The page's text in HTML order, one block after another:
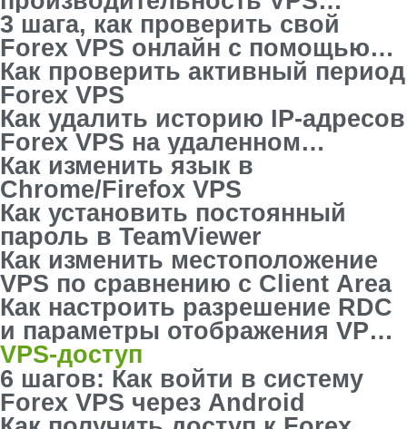
Trading с помощью диспетчера
задач
3 шага, как проверить свой
Forex VPS онлайн с помощью
Ping Command
Как проверить активный период
Forex VPS
Как удалить историю IP-адресов
Forex VPS на удаленном
рабочем столе
Как изменить язык в
Chrome/Firefox VPS
Как установить постоянный
пароль в TeamViewer
Как изменить местоположение
VPS по сравнению с Client Area
Как настроить разрешение RDC
и параметры отображения VPS
Forex
VPS-доступ
6 шагов: Как войти в систему
Forex VPS через Android